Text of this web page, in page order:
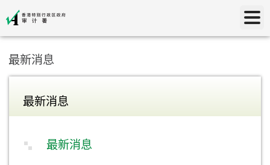
最新消息
最新消息
最新消息